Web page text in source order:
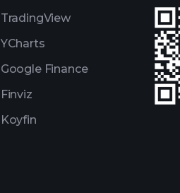
TradingView
YCharts
Google Finance
Finviz
Koyfin